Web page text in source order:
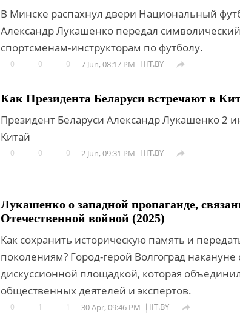
В Минске распахнул двери Национальный
Александр Лукашенко передал
спортсменам-инструкторам по футболу.
0 0 0 7 Jun, 08:17 PM HIT.BY 
Как Президента Беларуси встречают в
Президент Беларуси Александр Лукашенко 2
Китай
0 0 0 2 Jun, 09:31 PM HIT.BY 
Лукашенко о западной пропаганде,
Отечественной войной (2025)
Как сохранить историческую память и
поколениям? Город-герой Волгоград
дискуссионной площадкой, которая
общественных деятелей и экспертов.
0 1 1 30 Apr, 09:46 PM HIT.BY 